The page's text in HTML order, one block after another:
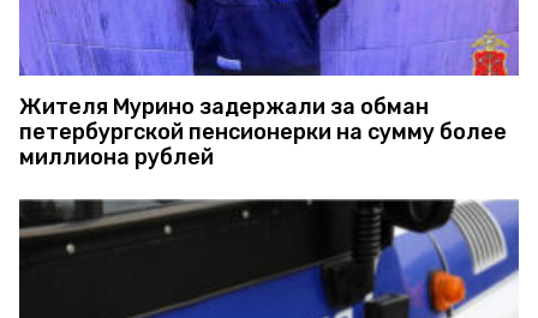
Жителя Мурино задержали за обман
петербургской пенсионерки на сумму более
миллиона рублей